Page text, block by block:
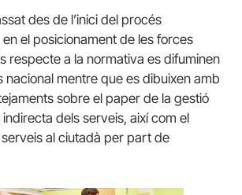
des de l’inici del procés
el posicionament de les forces
respecte a la normativa es difuminen
nacional mentre que es dibuixen amb
sobre el paper de la gestió
dels serveis, així com el
al ciutadà per part de